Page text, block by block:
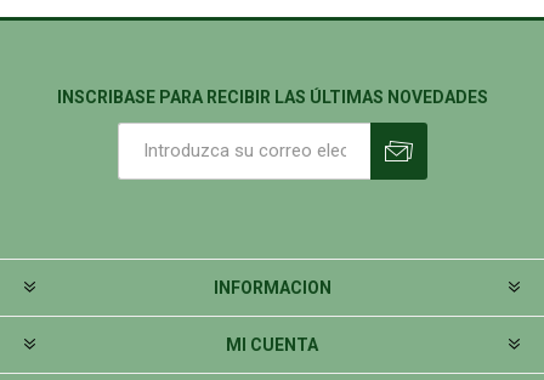
INSCRIBASE PARA RECIBIR LAS ÚLTIMAS NOVEDADES
INFORMACION
MI CUENTA